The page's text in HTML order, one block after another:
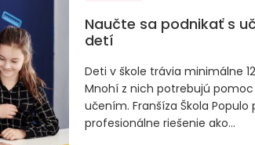
Naučte sa podnikať s
detí
Deti v škole trávia minimálne
Mnohí z nich potrebujú pomoc
učením. Franšíza Škola Populo
profesionálne riešenie ako...